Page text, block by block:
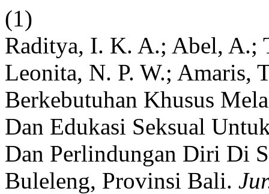
(1)
Raditya, I. K. A.; Abel, A.;
Leonita, N. P. W.; Amaris,
Berkebutuhan Khusus
Dan Edukasi Seksual
Dan Perlindungan Diri Di
Buleleng, Provinsi Bali.